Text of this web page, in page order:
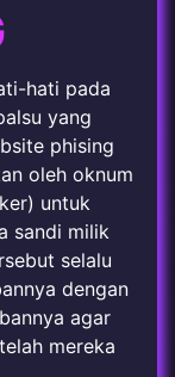
hati pada
yang
phising
oleh oknum
untuk
sandi milik
selalu
dengan
agar
mereka